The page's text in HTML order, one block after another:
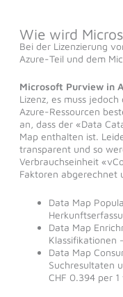
Wie wird
Bei der Lizenzierung
Azure-Teil und dem
Microsoft Purview in
Lizenz, es muss
Azure-Ressourcen
an, dass der «Data
Map enthalten ist.
transparent und so
Verbrauchseinheit
Faktoren abgerechnet
Data Map
Data Map
Klassifikationen
Data Map
Suchresultaten
CHF 0.394 per 1